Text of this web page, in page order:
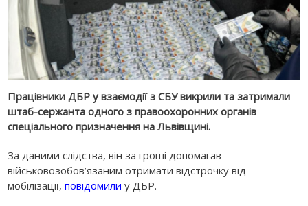
Працівники ДБР у взаємодії з СБУ викрили та затримали
штаб-сержанта одного з правоохоронних органів
спеціального призначення на Львівщині.
За даними слідства, він за гроші допомагав
військовозобов’язаним отримати відстрочку від
мобілізації,повідомили у ДБР.